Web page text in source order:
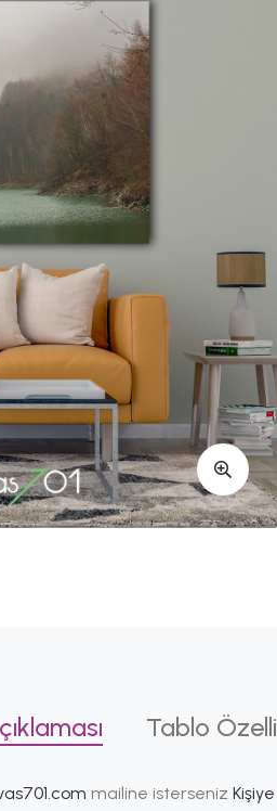
Tablo
mailine isterseniz